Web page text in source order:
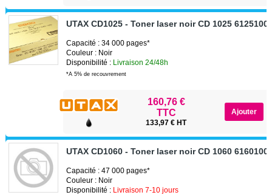
UTAX CD1025 - Toner laser noir CD 1025
Capacité : 34 000 pages*
Couleur : Noir
Disponibilité : Livraison 24/48h
*A 5% de recouvrement
160,76 €
TTC
133,97 € HT
UTAX CD1060 - Toner laser noir CD 1060
Capacité : 47 000 pages*
Couleur : Noir
Disponibilité : Livraison 7-10 jours